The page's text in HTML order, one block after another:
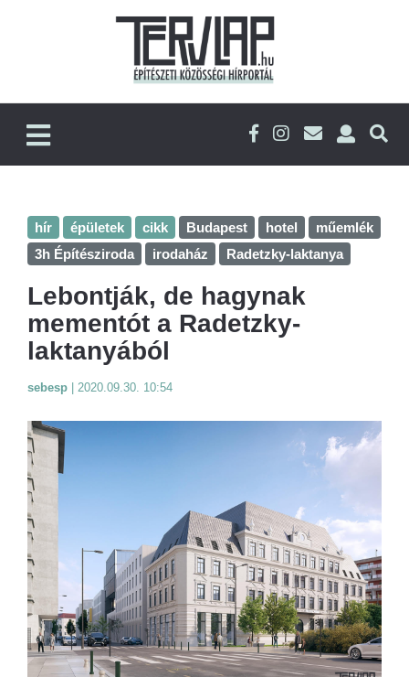
hír épületek cikk Budapest hotel
műemlék
3h Építésziroda
irodaház Radetzky-laktanya
Lebontják, de hagynak
mementót a Radetzky-
laktanyából
sebesp 2020.09.30. 10:54